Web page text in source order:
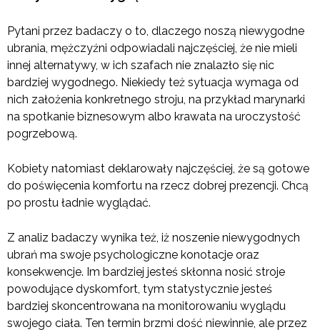
Pytani przez badaczy o to, dlaczego noszą niewygodne
ubrania, mężczyźni odpowiadali najczęściej, że nie mieli
innej alternatywy, w ich szafach nie znalazło się nic
bardziej wygodnego. Niekiedy też sytuacja wymaga od
nich założenia konkretnego stroju, na przykład marynarki
na spotkanie biznesowym albo krawata na uroczystość
pogrzebową.
Kobiety natomiast deklarowały najczęściej, że są gotowe
do poświęcenia komfortu na rzecz dobrej prezencji. Chcą
po prostu ładnie wyglądać.
Z analiz badaczy wynika też, iż noszenie niewygodnych
ubrań ma swoje psychologiczne konotacje oraz
konsekwencje. Im bardziej jesteś skłonna nosić stroje
powodujące dyskomfort, tym statystycznie jesteś
bardziej skoncentrowana na monitorowaniu wyglądu
swojego ciała. Ten termin brzmi dość niewinnie, ale przez